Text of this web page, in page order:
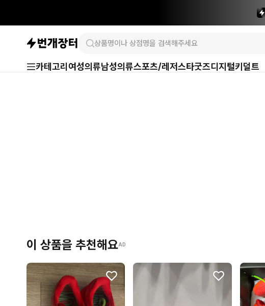
카테고리 여성의류남성의류스포츠/레저스타굿즈디지털키덜트
이 상품을 추천해요AD